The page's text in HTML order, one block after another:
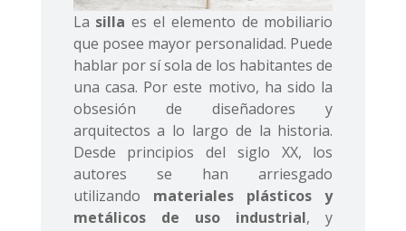
La silla es el elemento de mobiliario
que posee mayor personalidad. Puede
hablar por sí sola de los habitantes de
una casa. Por este motivo, ha sido la
obsesión de diseñadores y
arquitectos a lo largo de la historia.
Desde principios del siglo XX, los
autores se han arriesgado
utilizando
materiales plásticos y
metálicos de uso industrial, y